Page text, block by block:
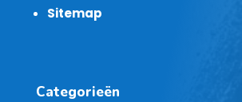
Sitemap
Categorieën